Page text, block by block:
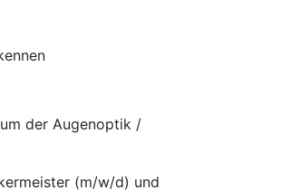
der Augenoptik /
(m/w/d) und